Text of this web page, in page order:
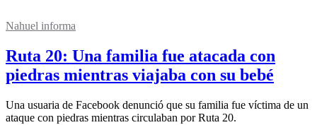
Nahuel informa
Ruta 20: Una familia fue atacada con
piedras mientras viajaba con su bebé
Una usuaria de Facebook denunció que su familia fue víctima de un
ataque con piedras mientras circulaban por Ruta 20.